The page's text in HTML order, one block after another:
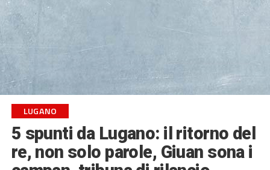
LUGANO
5 spunti da Lugano: il ritorno del
re, non solo parole, Giuan sona i